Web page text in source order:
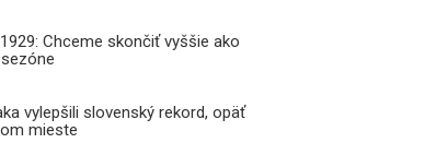
Chceme skončiť vyššie ako
vylepšili slovenský rekord, opäť
mieste